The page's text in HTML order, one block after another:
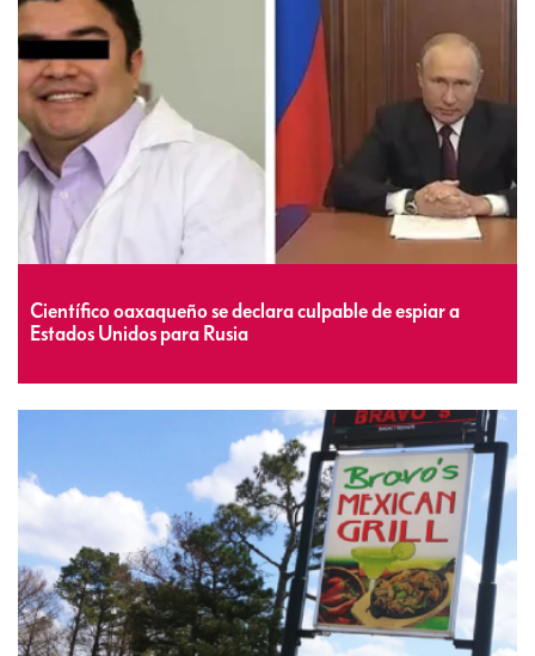
Científico oaxaqueño se declara culpable de espiar a
Estados Unidos para Rusia